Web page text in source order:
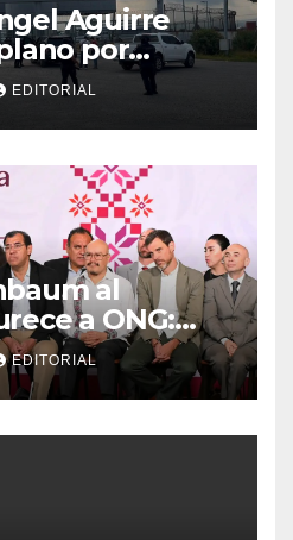
Aguirre
por
de
EDITORIAL
al
a ONG:
usarlo con
EDITORIAL